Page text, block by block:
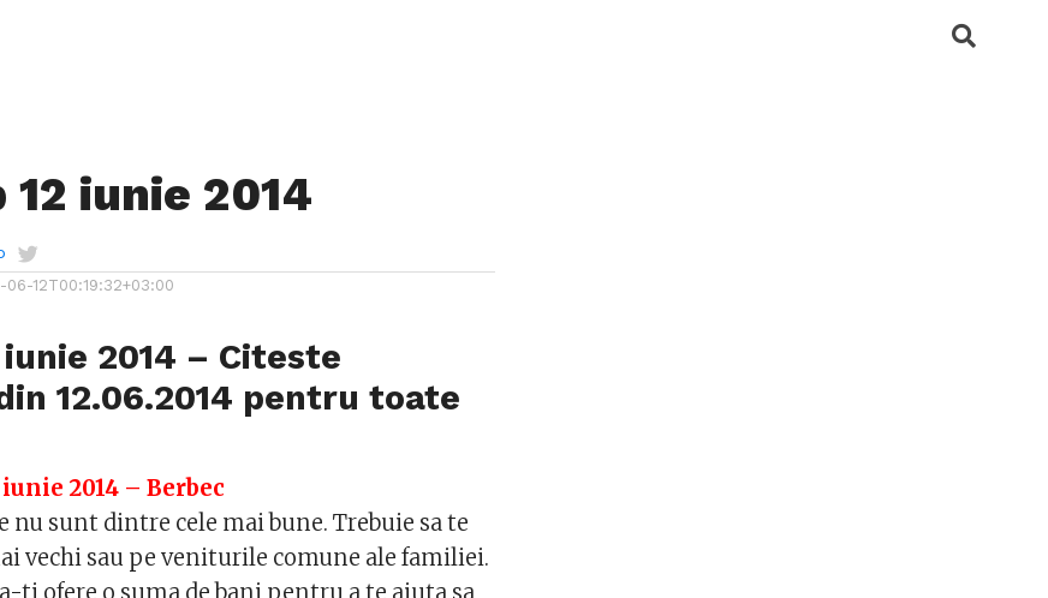
12 iunie 2014
06-12T00:19:32+03:00
iunie 2014 – Citeste
12.06.2014 pentru toate
2014 – Berbec
nu sunt dintre cele mai bune. Trebuie sa te
vechi sau pe veniturile comune ale familiei.